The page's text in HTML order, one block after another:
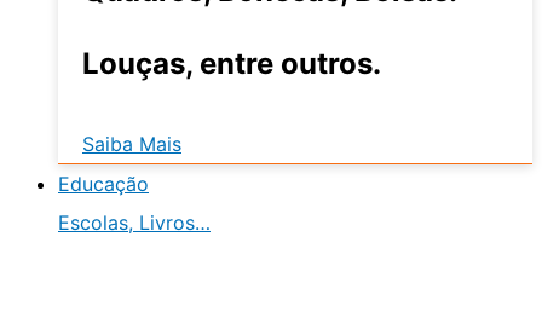
Louças, entre outros.
Saiba Mais
Educação
Escolas, Livros…